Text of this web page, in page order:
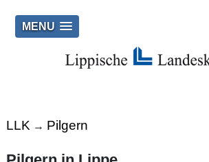
MENU
LLK → Pilgern